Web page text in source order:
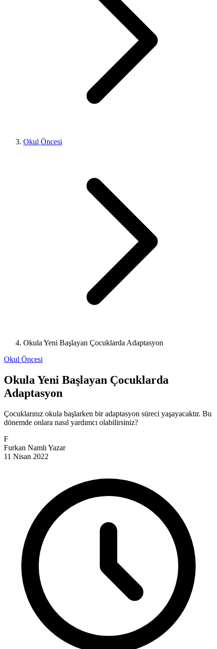
Okul Öncesi
Okula Yeni Başlayan Çocuklarda Adaptasyon
Okul Öncesi
Okula Yeni Başlayan Çocuklarda
Adaptasyon
Çocuklarınız okula başlarken bir adaptasyon süreci yaşayacaktır. Bu
dönemde onlara nasıl yardımcı olabilirsiniz?
F
Furkan Namlı Yazar
11 Nisan 2022